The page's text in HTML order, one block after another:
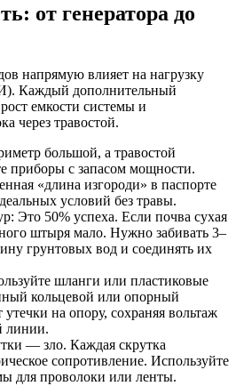
от генератора до
напрямую влияет на нагрузку
Каждый дополнительный
емкости системы и
через травостой.
большой, а травостой
приборы с запасом мощности.
«длина изгороди» в паспорте
условий без травы.
Это 50% успеха. Если почва сухая
штыря мало. Нужно забивать 3–
грунтовых вод и соединять их
шланги или пластиковые
кольцевой или опорный
утечки на опору, сохраняя вольтаж
линии.
— зло. Каждая скрутка
сопротивление. Используйте
для проволоки или ленты.